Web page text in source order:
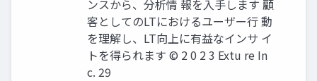
ンスから、分析情 報を入手します 顧
客としてのLTにおけるユーザー行 動
を理解し、LT向上に有益なインサ イ
トを得られます © 2 0 2 3 Extu re In
c. 29